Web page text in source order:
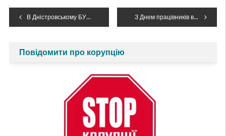
Навігація
В Дністровському БУВР, з нагоди професійного свята, відзначили кращих працівників управління З Днем працівників водного господарства!
Повідомити про корупцію